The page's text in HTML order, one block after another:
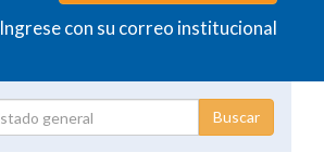
Ingrese con su correo institucional